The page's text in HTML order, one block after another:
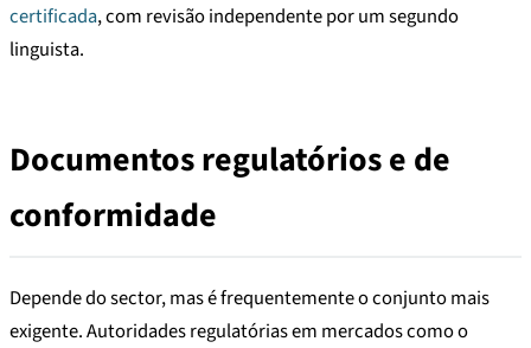
certificada, com revisão independente por um segundo
linguista.
Documentos regulatórios e de
conformidade
Depende do sector, mas é frequentemente o conjunto mais
exigente. Autoridades regulatórias em mercados como o